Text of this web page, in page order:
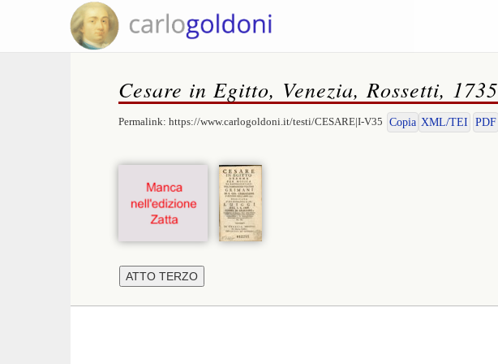
Cesare in Egitto, Venezia, Rossetti, 1735
Permalink: https://www.carlogoldoni.it/testi/CESARE|I-V35 Copia XML/TEI PDF